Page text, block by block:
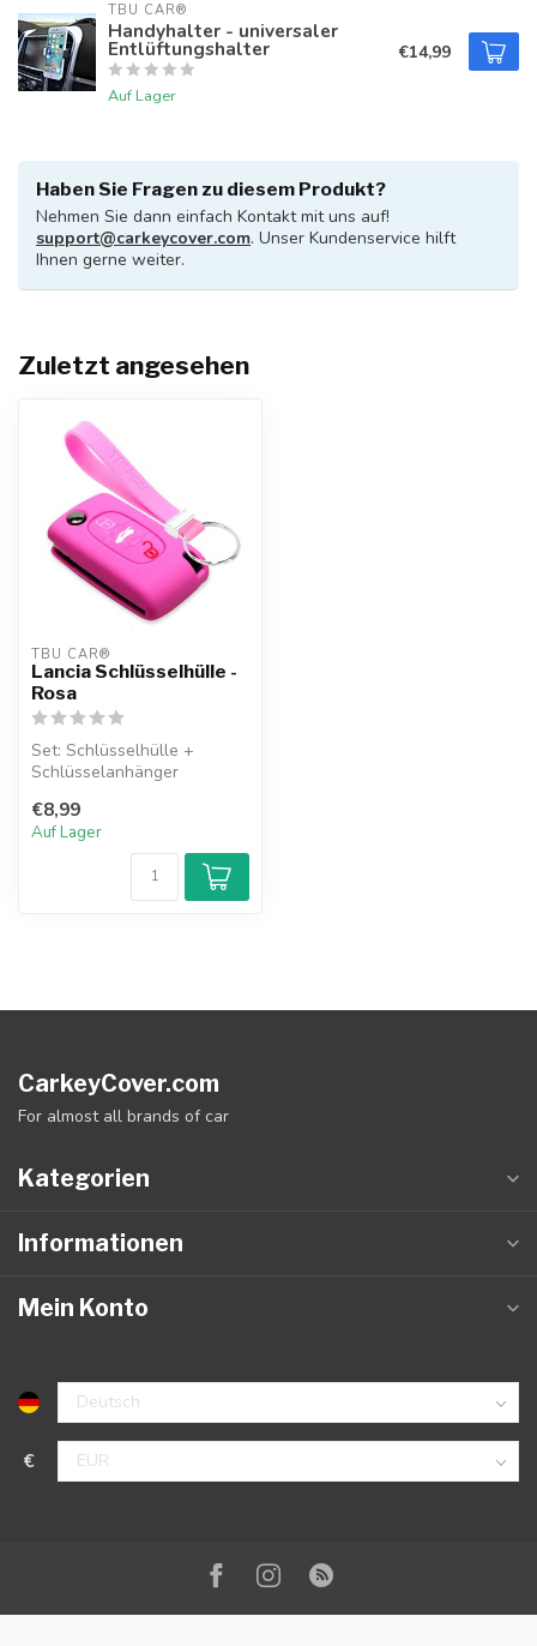
TBU CAR®
Handyhalter - universaler
Entlüftungshalter
Auf Lager
€14,99
Haben Sie Fragen zu diesem Produkt?
Nehmen Sie dann einfach Kontakt mit uns auf!
support@carkeycover.com. Unser Kundenservice hilft
Ihnen gerne weiter.
Zuletzt angesehen
TBU CAR®
Lancia Schlüsselhülle -
Rosa
Set: Schlüsselhülle +
Schlüsselanhänger
€8,99
Auf Lager
CarkeyCover.com
For almost all brands of car
Kategorien
Informationen
Mein Konto
€